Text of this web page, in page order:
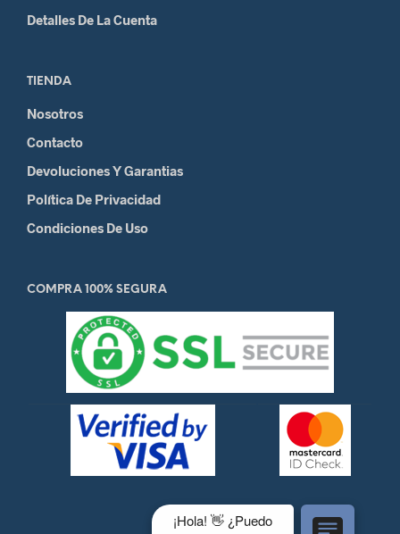
Detalles De La Cuenta
TIENDA
Nosotros
Contacto
Devoluciones Y Garantias
Política De Privacidad
Condiciones De Uso
COMPRA 100% SEGURA